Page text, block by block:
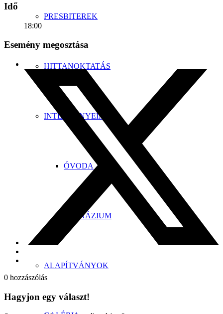
PRESBITEREK
HITTANOKTATÁS
INTÉZMÉNYEINK
ÓVODA
GIMNÁZIUM
ALAPÍTVÁNYOK
Idő
18:00
Esemény megosztása
0 hozzászólás
Hagyjon egy választ!